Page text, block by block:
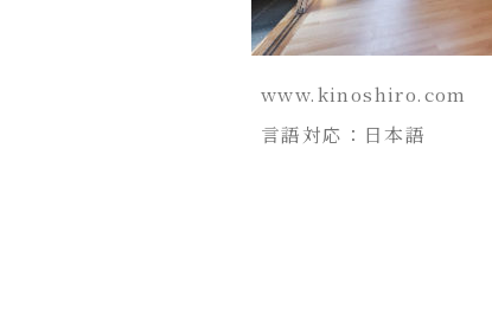
www.kinoshiro.com
言語対応：日本語